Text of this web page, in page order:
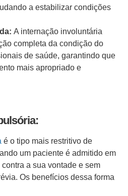
a estabilizar condições
A internação involuntária
completa da condição do
de saúde, garantindo que
mais apropriado e
é o tipo mais restritivo de
um paciente é admitido em
a sua vontade e sem
Os benefícios dessa forma